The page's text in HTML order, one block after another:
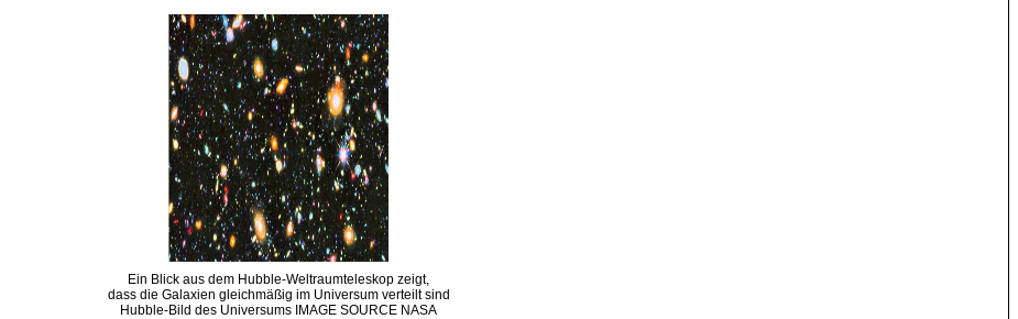
Ein Blick aus dem Hubble-Weltraumteleskop zeigt,
dass die Galaxien gleichmäßig im Universum verteilt sind
Hubble-Bild des Universums IMAGE SOURCE NASA